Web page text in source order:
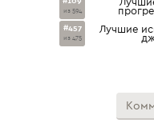
из 594
#457
из 475
Лучшие